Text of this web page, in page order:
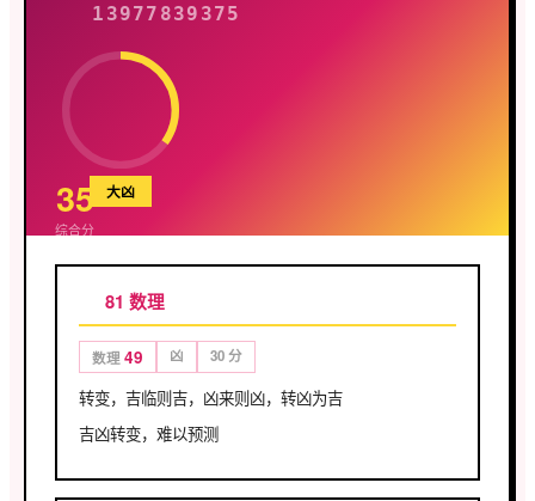
13977839375
35
综合分
大凶
81 数理
数理49 凶 30 分
转变，吉临则吉，凶来则凶，转凶为吉
吉凶转变，难以预测